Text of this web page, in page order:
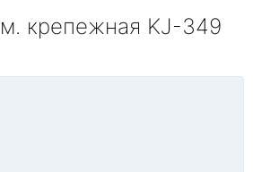
крепежная KJ-349